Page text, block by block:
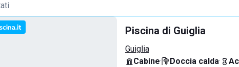
Piscina di Guiglia
Guiglia
Cabine· Doccia calda·